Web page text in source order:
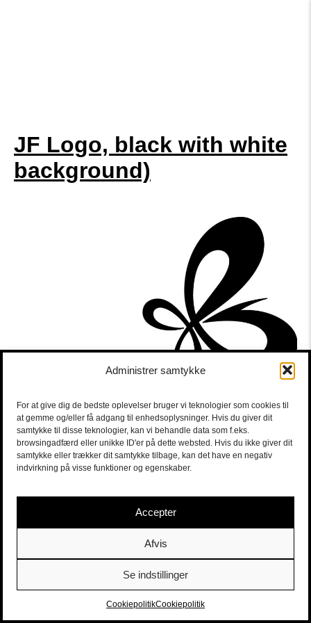
Administrer samtykke
For at give dig de bedste oplevelser bruger vi teknologier som cookies til
at gemme og/eller få adgang til enhedsoplysninger. Hvis du giver dit
samtykke til disse teknologier, kan vi behandle data som f.eks.
browsingadfærd eller unikke ID'er på dette websted. Hvis du ikke giver dit
samtykke eller trækker dit samtykke tilbage, kan det have en negativ
indvirkning på visse funktioner og egenskaber.
Accepter
Afvis
Se indstillinger
CookiepolitikCookiepolitik
JF Logo, black with white
background)
Sort/Hvid | Staldgade 26-30 - 1699 Købehavn V |Billetter
|billet@sort-hvid.dk